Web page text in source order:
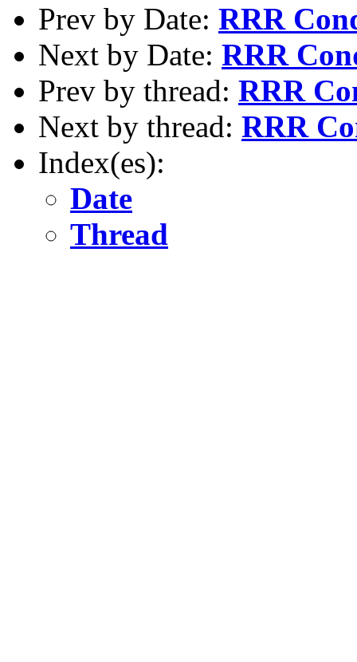
Prev by Date: RRR
Next by Date: RRR
Prev by thread: RRR
Next by thread: RRR
Index(es):
Date
Thread